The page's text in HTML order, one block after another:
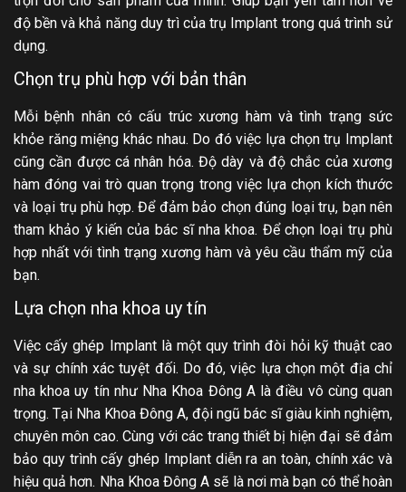
độ bền và khả năng duy trì của trụ Implant trong quá trình sử
dụng.
Chọn trụ phù hợp với bản thân
Mỗi bệnh nhân có cấu trúc xương hàm và tình trạng sức
khỏe răng miệng khác nhau. Do đó việc lựa chọn trụ Implant
cũng cần được cá nhân hóa. Độ dày và độ chắc của xương
hàm đóng vai trò quan trọng trong việc lựa chọn kích thước
và loại trụ phù hợp. Để đảm bảo chọn đúng loại trụ, bạn nên
tham khảo ý kiến của bác sĩ nha khoa. Để chọn loại trụ phù
hợp nhất với tình trạng xương hàm và yêu cầu thẩm mỹ của
bạn.
Lựa chọn nha khoa uy tín
Việc cấy ghép Implant là một quy trình đòi hỏi kỹ thuật cao
và sự chính xác tuyệt đối. Do đó, việc lựa chọn một địa chỉ
nha khoa uy tín như Nha Khoa Đông A là điều vô cùng quan
trọng. Tại Nha Khoa Đông A, đội ngũ bác sĩ giàu kinh nghiệm,
chuyên môn cao. Cùng với các trang thiết bị hiện đại sẽ đảm
bảo quy trình cấy ghép Implant diễn ra an toàn, chính xác và
hiệu quả hơn. Nha Khoa Đông A sẽ là nơi mà bạn có thể hoàn